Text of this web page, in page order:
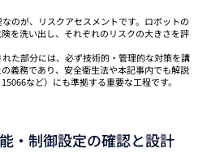
のが、リスクアセスメントです。ロボットの
を洗い出し、それぞれのリスクの大きさを評
た部分には、必ず技術的・管理的な対策を講
義務であり、安全衛生法や本記事内でも解説
など）にも準拠する重要な工程です。
・制御設定の確認と設計